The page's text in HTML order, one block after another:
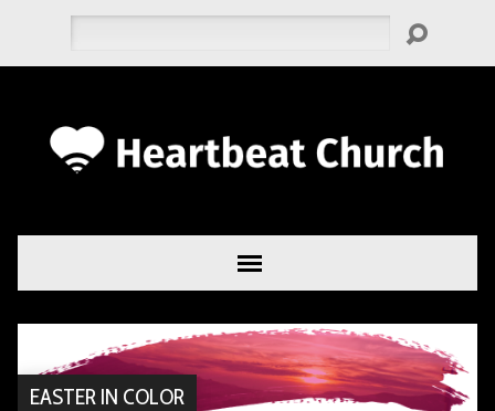
EASTER IN COLOR